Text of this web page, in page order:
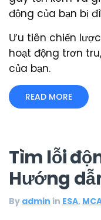
động của bạn bị
Ưu tiên chiến
hoạt động trơn
của bạn.
READ MORE
Tìm lỗi
Hướng
By admin in ESA,